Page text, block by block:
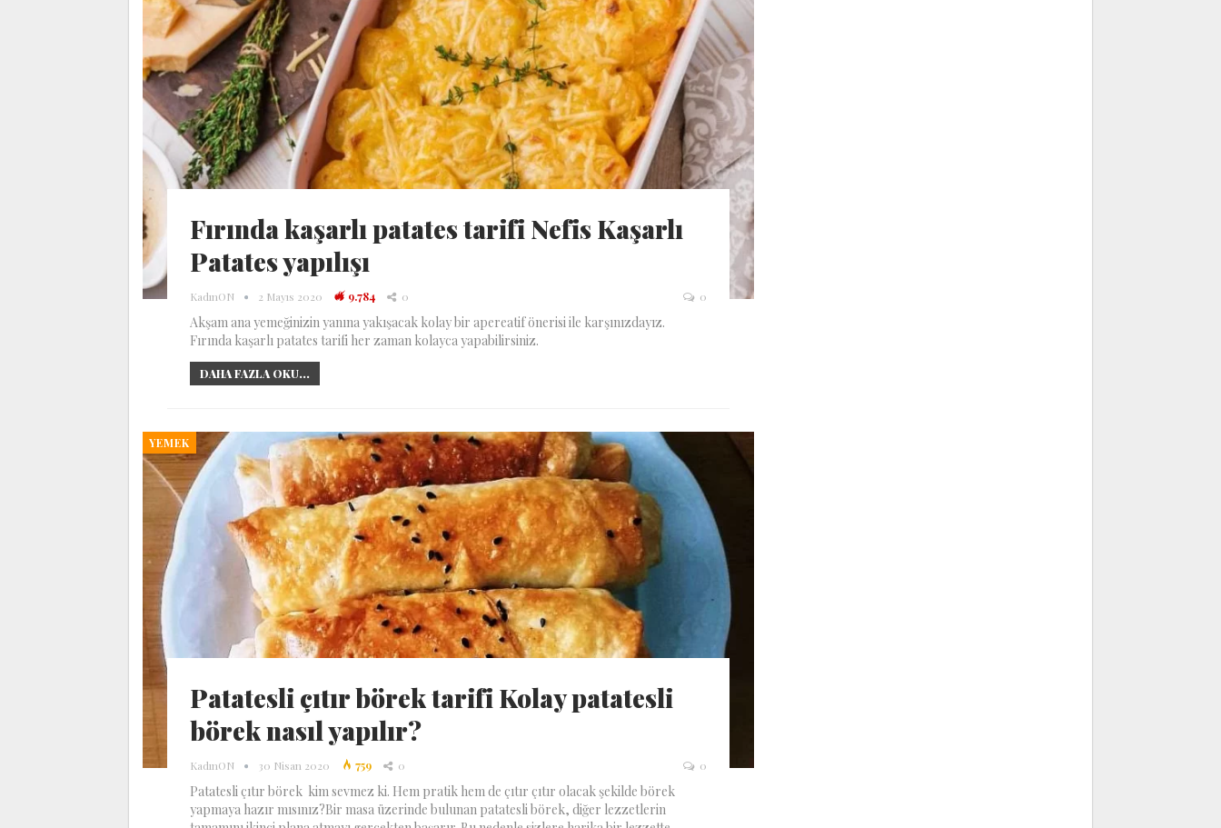
Fırında kaşarlı patates tarifi Nefis Kaşarlı
Patates yapılışı
KadınON 2 Mayıs 2020 9.784 0 0
Akşam ana yemeğinizin yanına yakışacak kolay bir apereatif önerisi ile karşınızdayız.
Fırında kaşarlı patates tarifi her zaman kolayca yapabilirsiniz.
DAHA FAZLA OKU...
YEMEK
Patatesli çıtır börek tarifi Kolay patatesli
börek nasıl yapılır?
KadınON 30 Nisan 2020 759 0 0
Patatesli çıtır börek kim sevmez ki. Hem pratik hem de çıtır çıtır olacak şekilde börek
yapmaya hazır mısınız?Bir masa üzerinde bulunan patatesli börek, diğer lezzetlerin